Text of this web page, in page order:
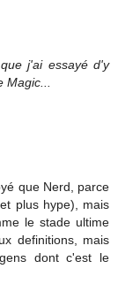
j'ai essayé d'y
que Nerd, parce
plus hype), mais
le stade ultime
definitions, mais
dont c'est le